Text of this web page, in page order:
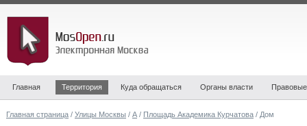
Главная Территория Куда обращаться Органы власти
Главная страница / Улицы Москвы / А / Площадь Академика Курчатова / Дом